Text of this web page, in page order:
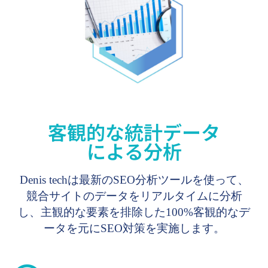
客観的な統計データ
による分析
Denis techは最新のSEO分析ツールを使って、
競合サイトのデータをリアルタイムに分析
し、主観的な要素を排除した100%客観的なデ
ータを元にSEO対策を実施します。